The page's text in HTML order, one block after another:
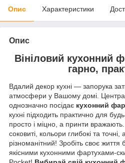
Опис Характеристики
Опис
Вініловий кухонний
гарно,
Вдалий декор кухні — запорука
атмосфери у Вашому домі.
однозначно посідає кухонний
кухні підходить практично для
просто і міцно, а принти
соковиті, кольори глибокі та
різноманітний! Зробіть своє
якісними кухонними фартухами-